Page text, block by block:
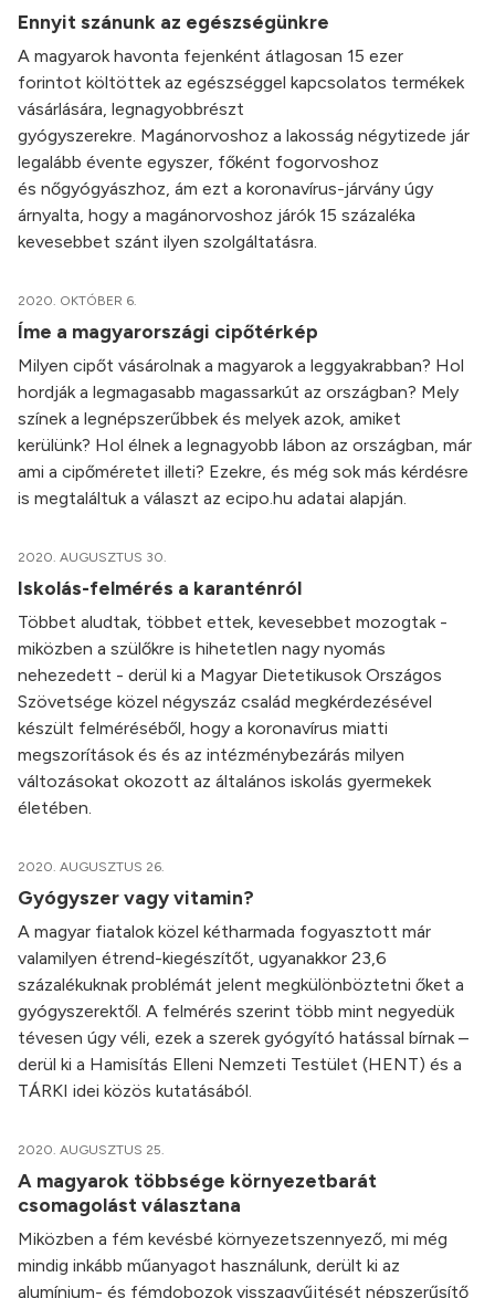
Ennyit szánunk az egészségünkre
A magyarok havonta fejenként átlagosan 15 ezer
forintot költöttek az egészséggel kapcsolatos termékek
vásárlására, legnagyobbrészt
gyógyszerekre. Magánorvoshoz a lakosság négytizede jár
legalább évente egyszer, főként fogorvoshoz
és nőgyógyászhoz, ám ezt a koronavírus-járvány úgy
árnyalta, hogy a magánorvoshoz járók 15 százaléka
kevesebbet szánt ilyen szolgáltatásra.
2020. OKTÓBER 6.
Íme a magyarországi cipőtérkép
Milyen cipőt vásárolnak a magyarok a leggyakrabban? Hol
hordják a legmagasabb magassarkút az országban? Mely
színek a legnépszerűbbek és melyek azok, amiket
kerülünk? Hol élnek a legnagyobb lábon az országban, már
ami a cipőméretet illeti? Ezekre, és még sok más kérdésre
is megtaláltuk a választ az ecipo.hu adatai alapján.
2020. AUGUSZTUS 30.
Iskolás-felmérés a karanténról
Többet aludtak, többet ettek, kevesebbet mozogtak -
miközben a szülőkre is hihetetlen nagy nyomás
nehezedett - derül ki a Magyar Dietetikusok Országos
Szövetsége közel négyszáz család megkérdezésével
készült felméréséből, hogy a koronavírus miatti
megszorítások és és az intézménybezárás milyen
változásokat okozott az általános iskolás gyermekek
életében.
2020. AUGUSZTUS 26.
Gyógyszer vagy vitamin?
A magyar fiatalok közel kétharmada fogyasztott már
valamilyen étrend-kiegészítőt, ugyanakkor 23,6
százalékuknak problémát jelent megkülönböztetni őket a
gyógyszerektől. A felmérés szerint több mint negyedük
tévesen úgy véli, ezek a szerek gyógyító hatással bírnak –
derül ki a Hamisítás Elleni Nemzeti Testület (HENT) és a
TÁRKI idei közös kutatásából.
2020. AUGUSZTUS 25.
A magyarok többsége környezetbarát
csomagolást választana
Miközben a fém kevésbé környezetszennyező, mi még
mindig inkább műanyagot használunk, derült ki az
alumínium- és fémdobozok visszagyűjtését népszerűsítő